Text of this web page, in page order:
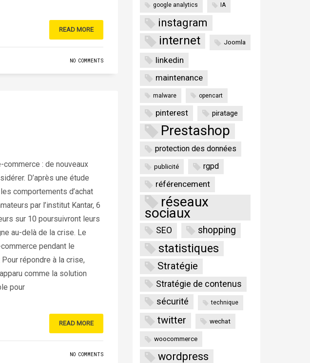
READ MORE
NO COMMENTS
commerce : de nouveaux
D’après une étude
comportements d’achat
par l’institut Kantar, 6
sur 10 poursuivront leurs
au-delà de la crise. Le
pendant le
répondre à la crise,
comme la solution
pour
READ MORE
NO COMMENTS
google analytics IA
instagram
internet Joomla
linkedin
maintenance
malware opencart
pinterest piratage
Prestashop
protection des données
publicité rgpd
référencement
réseaux
sociaux
SEO shopping
statistiques
Stratégie
Stratégie de contenus
sécurité technique
twitter wechat
woocommerce
wordpress